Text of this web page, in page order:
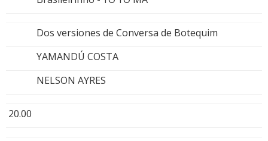
Dos versiones de Conversa de Botequim
YAMANDÚ COSTA
NELSON AYRES
20.00